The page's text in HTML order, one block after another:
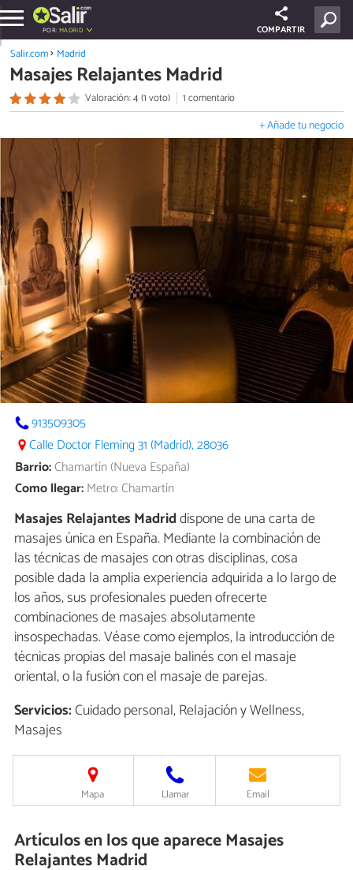
POR: MADRID COMPARTIR
Salir.com Madrid
Masajes Relajantes Madrid
Valoración: 4 (1 voto) 1 comentario
+ Añade tu negocio
913509305
Calle Doctor Fleming 31 (Madrid), 28036
Barrio:Chamartín (Nueva España)
Como llegar:Metro: Chamartín
Masajes Relajantes Madriddispone de una carta de
masajes única en España. Mediante la combinación de
las técnicas de masajes con otras disciplinas, cosa
posible dada la amplia experiencia adquirida a lo largo de
los años, sus profesionales pueden ofrecerte
combinaciones de masajes absolutamente
insospechadas. Véase como ejemplos, la introducción de
técnicas propias del masaje balinés con el masaje
oriental, o la fusión con el masaje de parejas.
Servicios:Cuidado personal, Relajación y Wellness,
Masajes
Mapa Llamar Email
Artículos en los que aparece Masajes
Relajantes Madrid